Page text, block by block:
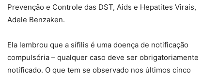
Prevenção e Controle das DST, Aids e Hepatites Virais,
Adele Benzaken.
Ela lembrou que a sífilis é uma doença de notificação
compulsória – qualquer caso deve ser obrigatoriamente
notificado. O que tem se observado nos últimos cinco